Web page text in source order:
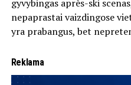
gyvybingas après-ski
nepaprastai vaizdingose
yra prabangus, bet
Reklama